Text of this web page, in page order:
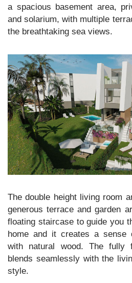
a spacious basement area,
and solarium, with multiple
the breathtaking sea views.
The double height living room
generous terrace and garden
floating staircase to guide you
home and it creates a sense
with natural wood. The fully
blends seamlessly with the
style.